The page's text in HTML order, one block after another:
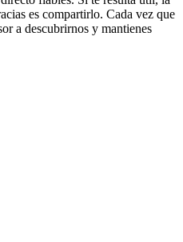
es compartirlo. Cada vez que
a descubrirnos y mantienes